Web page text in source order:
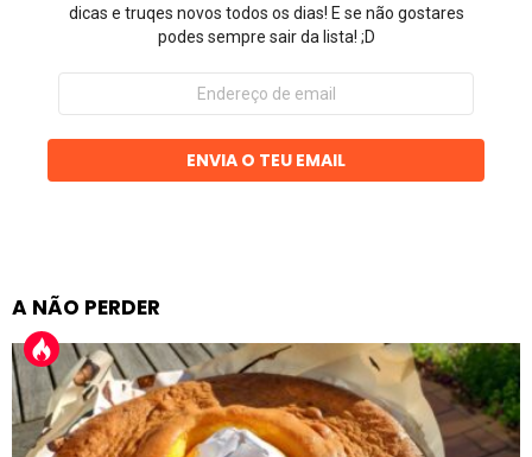
dicas e truqes novos todos os dias! E se não gostares
podes sempre sair da lista! ;D
Endereço
email
ENVIA O TEU EMAIL
A NÃO PERDER